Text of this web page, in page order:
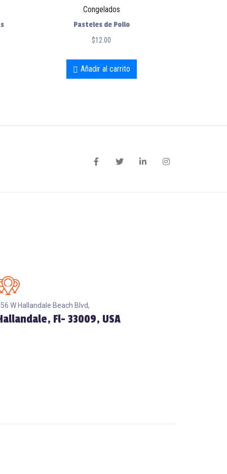
Congelados
Pasteles de Pollo
$12.00
Añadir al carrito
W Hallandale Beach Blvd,
Fl- 33009, USA